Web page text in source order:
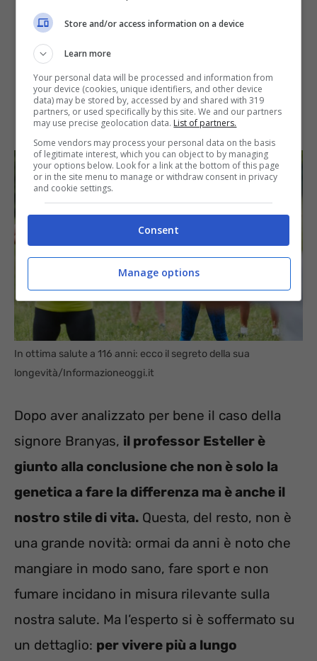
In ottima salute a 116 anni: ecco il segreto della sua
longevità/Informazioneoggi.it
Dopo aver analizzato per bene il caso della
signore Branyas, il professor Esteller è
giunto alla conclusione che non è solo la
genetica a fare la differenza ma è anche il
nostro stile di vita. Questa, del resto, non è
una grande novità: ormai da anni è noto che
mangiare in modo sano, fare sport e non
fumare incidano in misura rilevante sulla
nostra salute. Ma l’esperto si è soffermato su
un dettaglio: per vivere più a lungo
Store and/or access information on a device
Learn more
Your personal data will be processed and information from
your device (cookies, unique identifiers, and other device
data) may be stored by, accessed by and shared with 319
partners, or used specifically by this site. We and our partners
may use precise geolocation data. List of partners.
Some vendors may process your personal data on the basis
of legitimate interest, which you can object to by managing
your options below. Look for a link at the bottom of this page
or in the site menu to manage or withdraw consent in privacy
and cookie settings.
Consent
Manage options